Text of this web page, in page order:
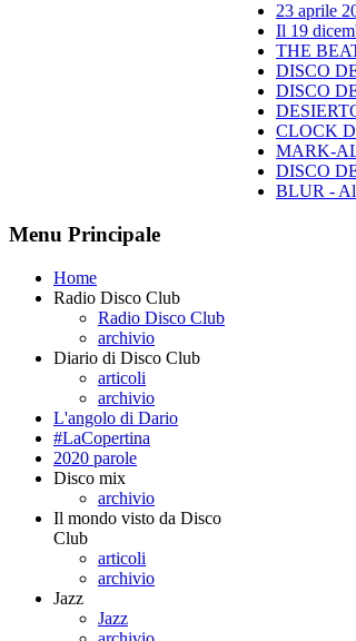
23 aprile
Il 19
THE
DISCO
DISCO
CLOCK
MARK-
DISCO
BLUR -
Menu Principale
Home
Radio Disco Club
Radio Disco Club
archivio
Diario di Disco Club
articoli
archivio
L'angolo di Dario
#LaCopertina
2020 parole
Disco mix
archivio
Il mondo visto da Disco
Club
articoli
archivio
Jazz
Jazz